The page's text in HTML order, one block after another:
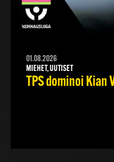
01.08.2026
MIEHET, UUTISET
TPS dominoi Kian